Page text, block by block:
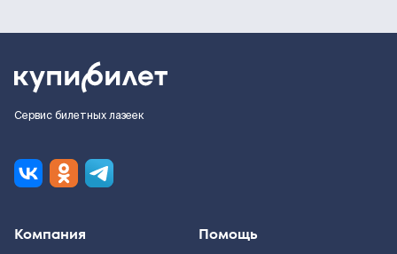
Сервис билетных лазеек
Компания Помощь